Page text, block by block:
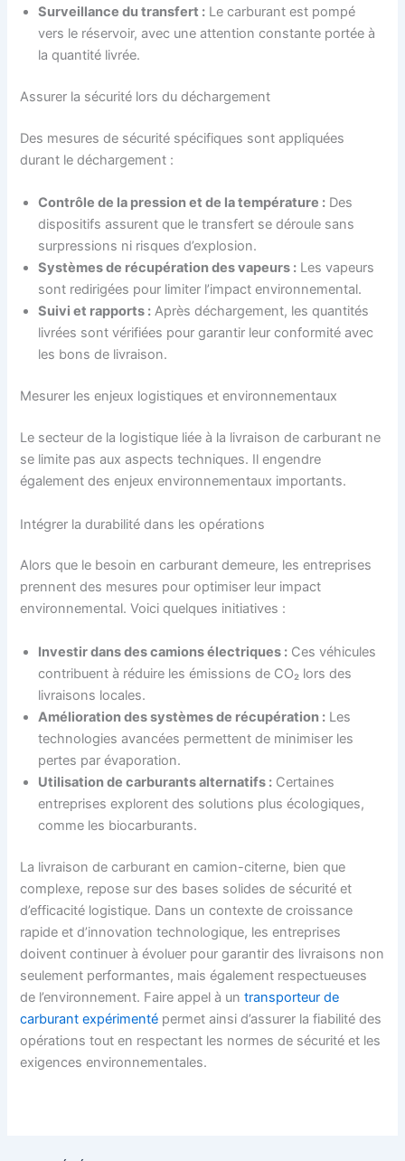
Surveillance du transfert : Le carburant est pompé
vers le réservoir, avec une attention constante portée à
la quantité livrée.
Assurer la sécurité lors du déchargement
Des mesures de sécurité spécifiques sont appliquées
durant le déchargement :
Contrôle de la pression et de la température : Des
dispositifs assurent que le transfert se déroule sans
surpressions ni risques d’explosion.
Systèmes de récupération des vapeurs : Les vapeurs
sont redirigées pour limiter l’impact environnemental.
Suivi et rapports : Après déchargement, les quantités
livrées sont vérifiées pour garantir leur conformité avec
les bons de livraison.
Mesurer les enjeux logistiques et environnementaux
Le secteur de la logistique liée à la livraison de carburant ne
se limite pas aux aspects techniques. Il engendre
également des enjeux environnementaux importants.
Intégrer la durabilité dans les opérations
Alors que le besoin en carburant demeure, les entreprises
prennent des mesures pour optimiser leur impact
environnemental. Voici quelques initiatives :
Investir dans des camions électriques : Ces véhicules
contribuent à réduire les émissions de CO₂ lors des
livraisons locales.
Amélioration des systèmes de récupération : Les
technologies avancées permettent de minimiser les
pertes par évaporation.
Utilisation de carburants alternatifs : Certaines
entreprises explorent des solutions plus écologiques,
comme les biocarburants.
La livraison de carburant en camion-citerne, bien que
complexe, repose sur des bases solides de sécurité et
d’efficacité logistique. Dans un contexte de croissance
rapide et d’innovation technologique, les entreprises
doivent continuer à évoluer pour garantir des livraisons non
seulement performantes, mais également respectueuses
de l’environnement. Faire appel à untransporteur de
carburant expérimenté permet ainsi d’assurer la fiabilité des
opérations tout en respectant les normes de sécurité et les
exigences environnementales.